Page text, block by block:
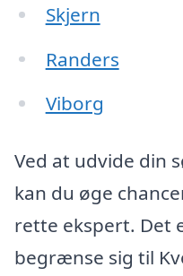
Skjern
Randers
Viborg
Ved at udvide din
kan du øge
rette ekspert. Det
begrænse sig til